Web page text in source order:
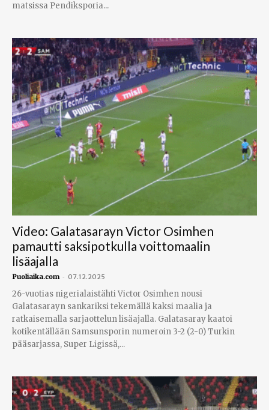
matsissa Pendiksporia...
Video: Galatasarayn Victor Osimhen
pamautti saksipotkulla voittomaalin
lisäajalla
Puoliaika.com - 07.12.2025
26-vuotias nigerialaistähti Victor Osimhen nousi
Galatasarayn sankariksi tekemällä kaksi maalia ja
ratkaisemalla sarjaottelun lisäajalla. Galatasaray kaatoi
kotikentällään Samsunsporin numeroin 3-2 (2-0) Turkin
pääsarjassa, Super Ligissä,...